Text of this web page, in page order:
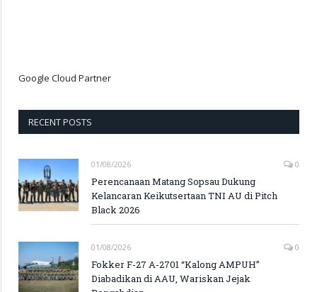
Google Cloud Partner
RECENT POSTS
01/08/2026 0
Perencanaan Matang Sopsau Dukung
Kelancaran Keikutsertaan TNI AU di Pitch
Black 2026
01/08/2026 0
Fokker F-27 A-2701 “Kalong AMPUH”
Diabadikan di AAU, Wariskan Jejak